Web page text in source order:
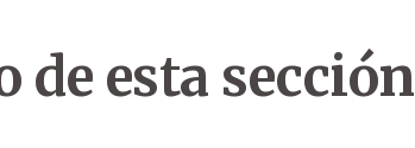
de esta sección